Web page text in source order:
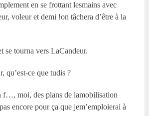
en se frottant lesmains avec
voleur et demi !on tâchera d’être à la
se tourna vers LaCandeur.
qu’est-ce que tudis ?
f…, moi, des plans de lamobilisation
encore pour ça que jem’emploierai à